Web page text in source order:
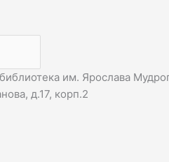
им. Ярослава
д.17, корп.2